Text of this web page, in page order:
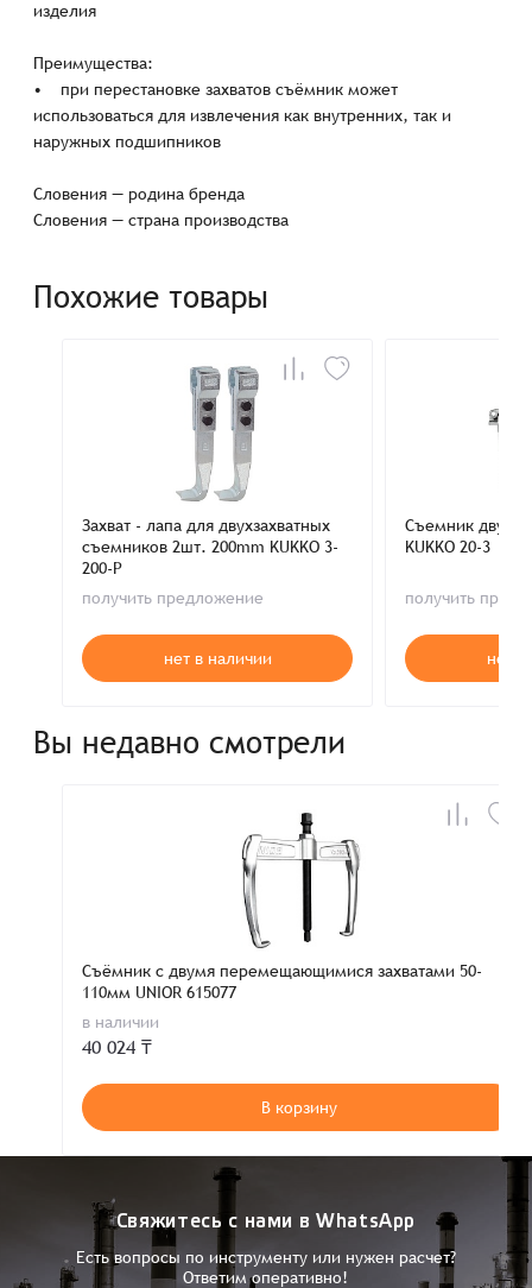
изделия
Преимущества:
• при перестановке захватов съёмник может
использоваться для извлечения как внутренних, так и
наружных подшипников
Словения — родина бренда
Словения — страна производства
Похожие товары
Захват - лапа для двухзахватных
съемников 2шт. 200mm KUKKO 3-
200-P
получить предложение
нет в наличии
Съемник
KUKKO 20-3
получить
нет в
Вы недавно смотрели
Съёмник с двумя перемещающимися захватами 50-
110мм UNIOR 615077
в наличии
40 024 ₸
В корзину
Свяжитесь с нами в WhatsApp
Есть вопросы по инструменту или нужен расчет?
Ответим оперативно!